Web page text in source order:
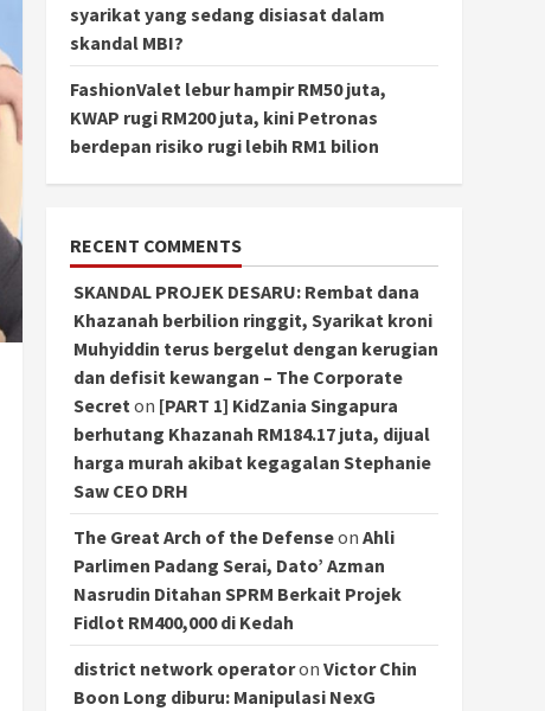
syarikat yang sedang disiasat dalam
skandal MBI?
FashionValet lebur hampir RM50 juta,
KWAP rugi RM200 juta, kini Petronas
berdepan risiko rugi lebih RM1 bilion
RECENT COMMENTS
SKANDAL PROJEK DESARU: Rembat dana
Khazanah berbilion ringgit, Syarikat kroni
Muhyiddin terus bergelut dengan kerugian
dan defisit kewangan – The Corporate
Secret on [PART 1] KidZania Singapura
berhutang Khazanah RM184.17 juta, dijual
harga murah akibat kegagalan Stephanie
Saw CEO DRH
The Great Arch of the Defenseon Ahli
Parlimen Padang Serai, Dato’ Azman
Nasrudin Ditahan SPRM Berkait Projek
Fidlot RM400,000 di Kedah
district network operatoron Victor Chin
Boon Long diburu: Manipulasi NexG